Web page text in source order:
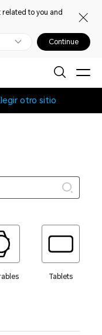
to you and
Continue
otro sitio
Tablets